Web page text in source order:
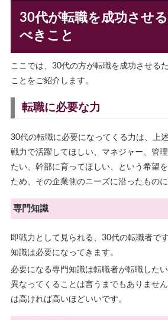
30代が転職を成功させ
べきこと
ここでは、30代の方が転職を成功させる
ことをご紹介します。
転職に必要な力
30代の転職に必要になってくる力は、上
戦力で活躍してほしい、マネジャー、管
たい、幹部に育ってほしい、という希望
ため、その企業側のニーズに沿ったものに
専門知識
即戦力として見られる、30代の転職者で
知識は必要になってきます。
必要になる専門知識は転職者が転職した
異なってくることは言うまでもありませ
は高ければ高いほどいいです。